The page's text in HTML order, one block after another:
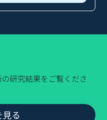
研究結果をご覧くださ
る